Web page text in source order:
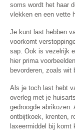
soms wordt het haar
vlekken en een vette
Je kunt last hebben
voorkomt
sap. Ook is vezelrijk
hier prima
bevorderen, zoals wit
Als je toch last hebt
overleg met je
gedroogde
ontbijtkoek, krenten,
laxeermiddel bij komt